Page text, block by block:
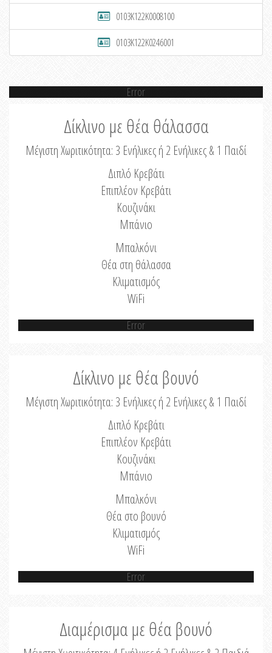
0103K122K0008100
0103K122K0246001
Error
Δίκλινο με θέα θάλασσα
Μέγιστη Χωριτικότητα: 3 Ενήλικες ή 2 Ενήλικες & 1 Παιδί
Διπλό Κρεβάτι
Επιπλέον Κρεβάτι
Κουζινάκι
Μπάνιο
Μπαλκόνι
Θέα στη θάλασσα
Κλιματισμός
WiFi
Error
Δίκλινο με θέα βουνό
Μέγιστη Χωριτικότητα: 3 Ενήλικες ή 2 Ενήλικες & 1 Παιδί
Διπλό Κρεβάτι
Επιπλέον Κρεβάτι
Κουζινάκι
Μπάνιο
Μπαλκόνι
Θέα στο βουνό
Κλιματισμός
WiFi
Error
Διαμέρισμα με θέα βουνό